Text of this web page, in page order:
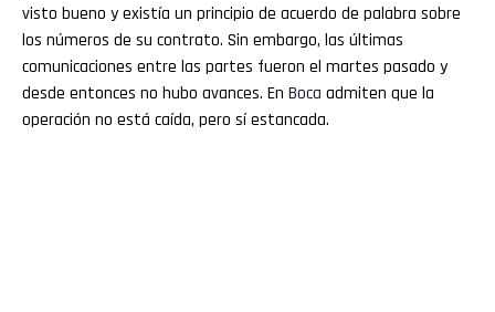
visto bueno y existía un principio de acuerdo de palabra sobre
los números de su contrato. Sin embargo, las últimas
comunicaciones entre las partes fueron el martes pasado y
desde entonces no hubo avances. En Boca admiten que la
operación no está caída, pero sí estancada.